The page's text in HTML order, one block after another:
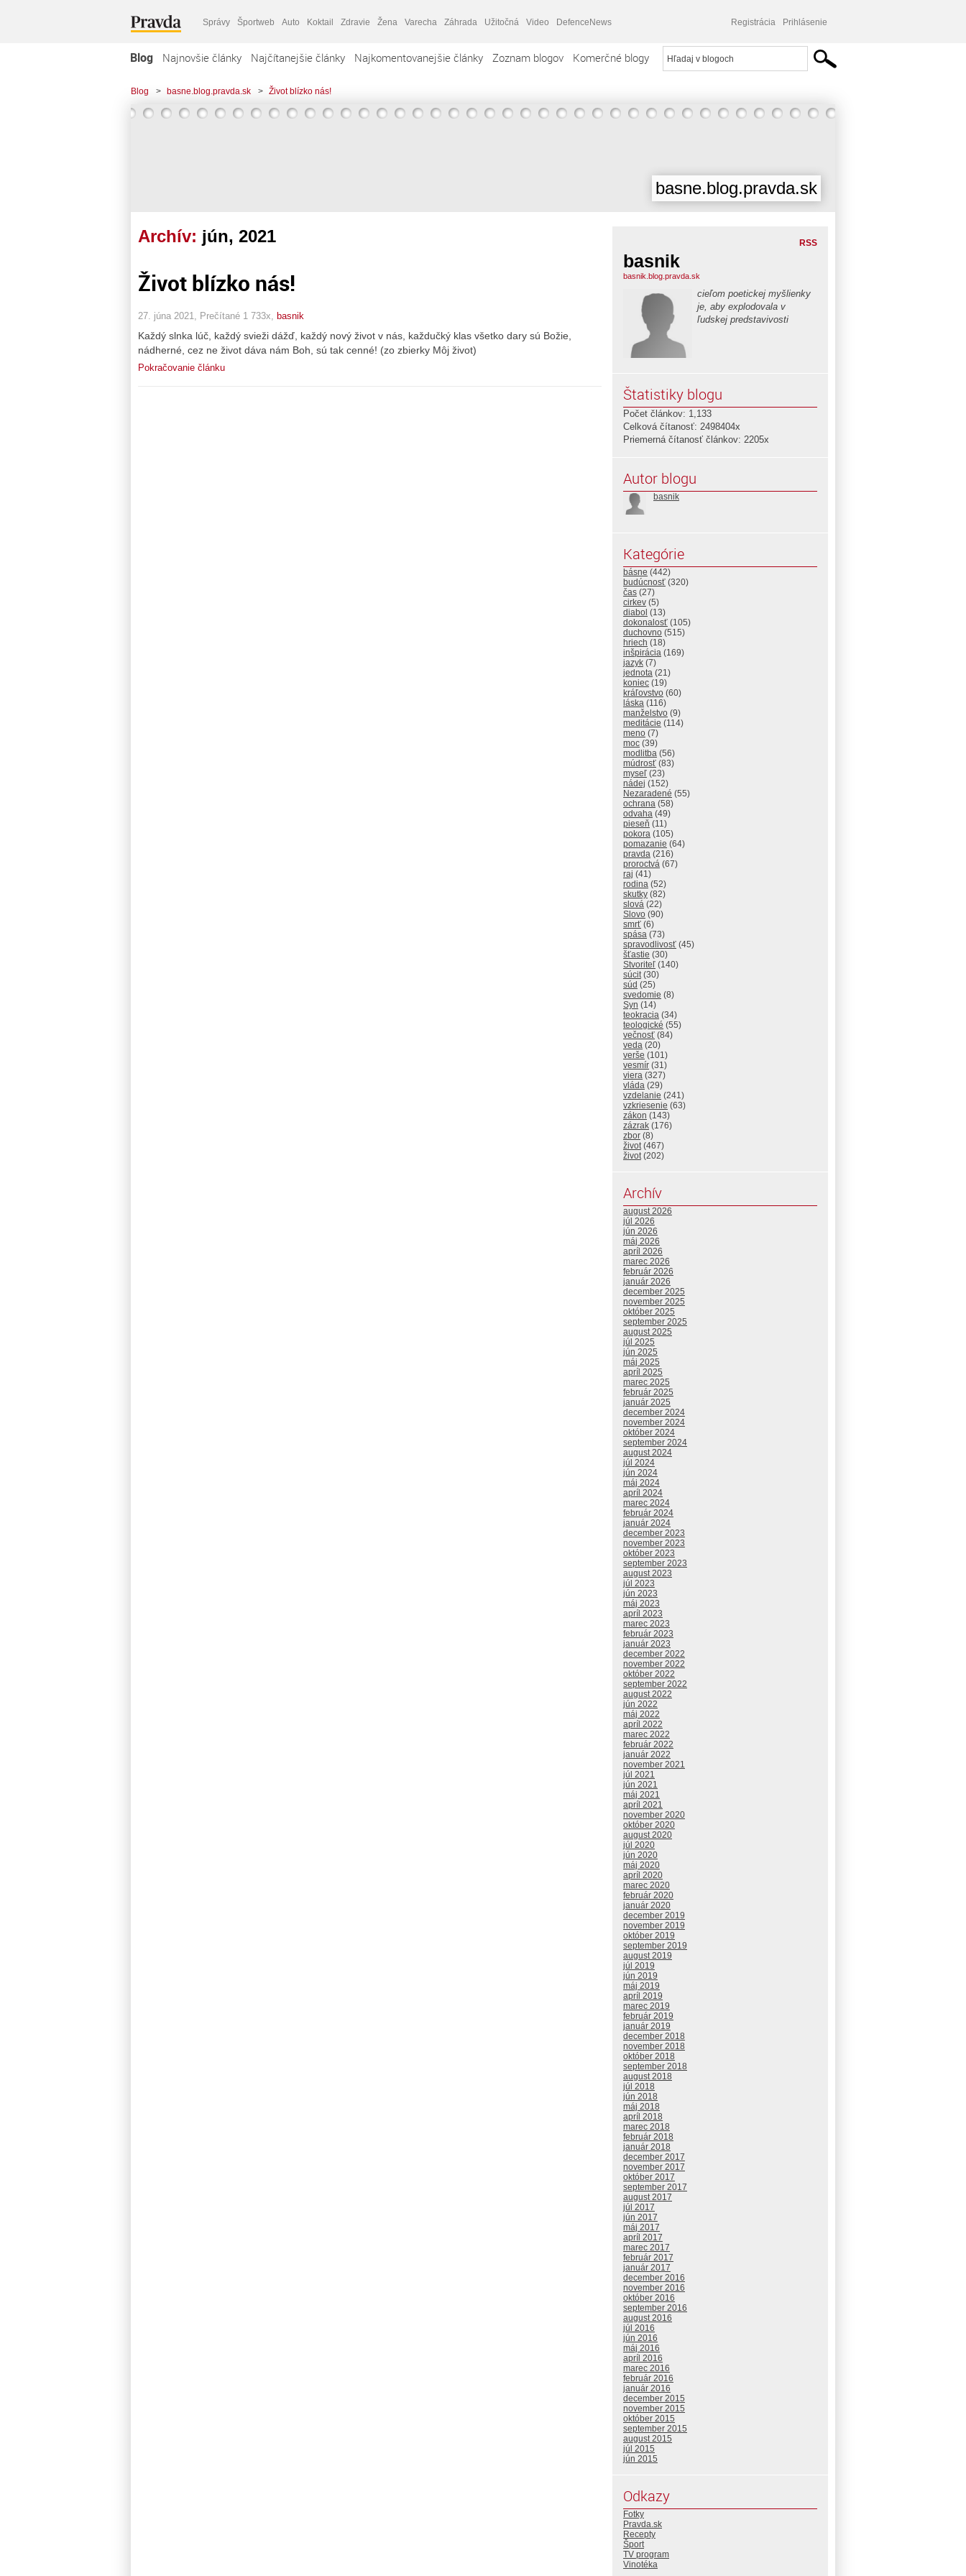
Správy Športweb Auto Koktail Zdravie Žena Varecha Záhrada Užitočná Video DefenceNews Registrácia Prihlásenie
Blog Najnovšie články Najčítanejšie články Najkomentovanejšie články Zoznam blogov Komerčné blogy
Blog > basne.blog.pravda.sk > Život blízko nás!
basne.blog.pravda.sk
Archív: jún, 2021
Život blízko nás!
27. júna 2021, Prečítané 1 733x, basnik
Každý slnka lúč, každý svieži dážď, každý nový život v nás, každučký klas všetko dary sú Božie,
nádherné, cez ne život dáva nám Boh, sú tak cenné! (zo zbierky Môj život)
Pokračovanie článku
RSS
basnik
basnik.blog.pravda.sk
cieľom poetickej myšlienky
je, aby explodovala v
ľudskej predstavivosti
Štatistiky blogu
Počet článkov: 1,133
Celková čítanosť: 2498404x
Priemerná čítanosť článkov: 2205x
Autor blogu
basnik
Kategórie
básne (442)
budúcnosť (320)
čas (27)
cirkev (5)
diabol (13)
dokonalosť (105)
duchovno (515)
hriech (18)
inšpirácia (169)
jazyk (7)
jednota (21)
koniec (19)
kráľovstvo (60)
láska (116)
manželstvo (9)
meditácie (114)
meno (7)
moc (39)
modlitba (56)
múdrosť (83)
myseľ (23)
nádej (152)
Nezaradené (55)
ochrana (58)
odvaha (49)
pieseň (11)
pokora (105)
pomazanie (64)
pravda (216)
proroctvá (67)
raj (41)
rodina (52)
skutky (82)
slová (22)
Slovo (90)
smrť (6)
spása (73)
spravodlivosť (45)
šťastie (30)
Stvoriteľ (140)
súcit(30)
súd (25)
svedomie (8)
Syn (14)
teokracia (34)
teologické (55)
večnosť (84)
veda (20)
verše (101)
vesmír (31)
viera (327)
vláda (29)
vzdelanie (241)
vzkriesenie (63)
zákon (143)
zázrak (176)
zbor (8)
život(467)
život(202)
Archív
august 2026
júl 2026
jún 2026
máj 2026
apríl 2026
marec 2026
február 2026
január 2026
december 2025
november 2025
október 2025
september 2025
august 2025
júl 2025
jún 2025
máj 2025
apríl 2025
marec 2025
február 2025
január 2025
december 2024
november 2024
október 2024
september 2024
august 2024
júl 2024
jún 2024
máj 2024
apríl 2024
marec 2024
február 2024
január 2024
december 2023
november 2023
október 2023
september 2023
august 2023
júl 2023
jún 2023
máj 2023
apríl 2023
marec 2023
február 2023
január 2023
december 2022
november 2022
október 2022
september 2022
august 2022
jún 2022
máj 2022
apríl 2022
marec 2022
február 2022
január 2022
november 2021
júl 2021
jún 2021
máj 2021
apríl 2021
november 2020
október 2020
august 2020
júl 2020
jún 2020
máj 2020
apríl 2020
marec 2020
február 2020
január 2020
december 2019
november 2019
október 2019
september 2019
august 2019
júl 2019
jún 2019
máj 2019
apríl 2019
marec 2019
február 2019
január 2019
december 2018
november 2018
október 2018
september 2018
august 2018
júl 2018
jún 2018
máj 2018
apríl 2018
marec 2018
február 2018
január 2018
december 2017
november 2017
október 2017
september 2017
august 2017
júl 2017
jún 2017
máj 2017
apríl 2017
marec 2017
február 2017
január 2017
december 2016
november 2016
október 2016
september 2016
august 2016
júl 2016
jún 2016
máj 2016
apríl 2016
marec 2016
február 2016
január 2016
december 2015
november 2015
október 2015
september 2015
august 2015
júl 2015
jún 2015
Odkazy
Fotky
Pravda.sk
Recepty
Šport
TV program
Vinotéka